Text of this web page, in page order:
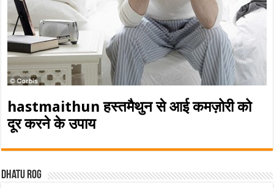
hastmaithun हस्तमैथुन से आई कमज़ोरी को
दूर करने के उपाय
Dhatu rog